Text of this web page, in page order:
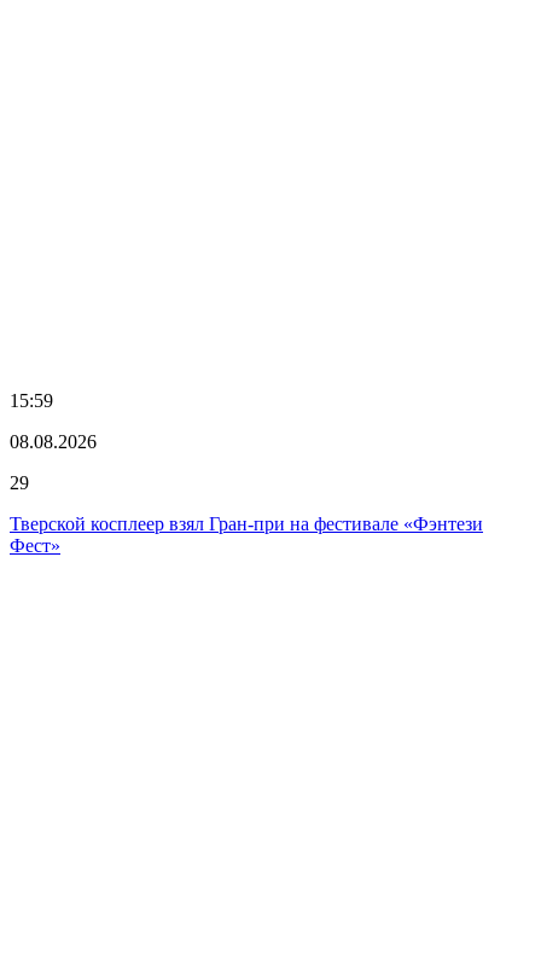
15:59
08.08.2026
29
Тверской косплеер взял Гран-при на фестивале «Фэнтези
Фест»